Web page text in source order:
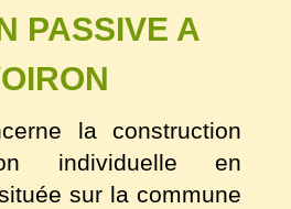
PASSIVE A
la construction
individuelle en
sur la commune